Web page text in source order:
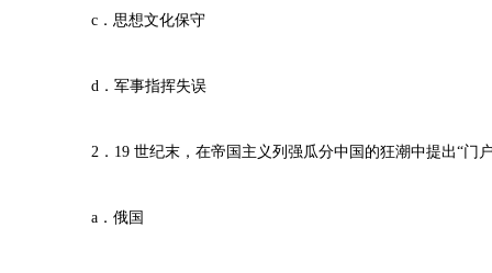
c．思想文化保守
d．军事指挥失误
2．19 世纪末，在帝国主义列强瓜分中国的狂潮中提出“门
a．俄国